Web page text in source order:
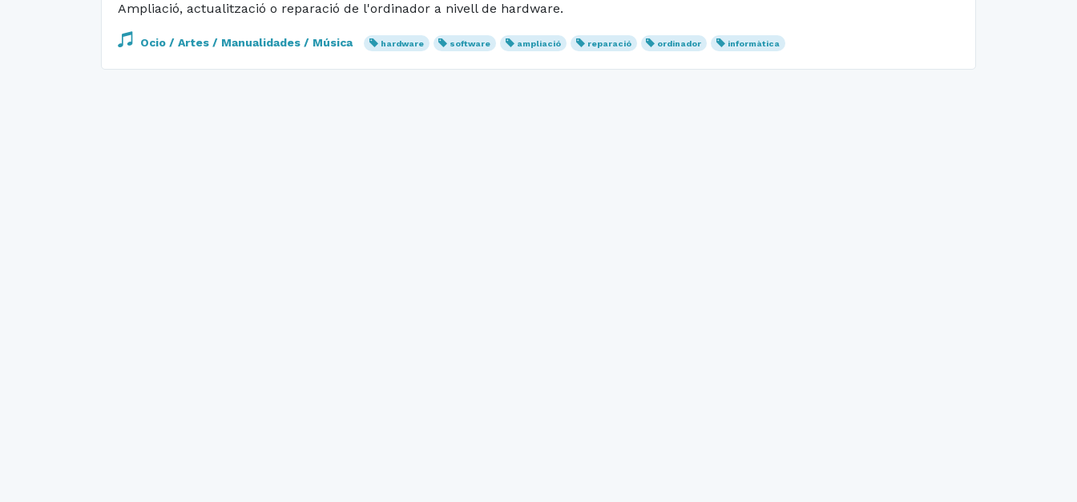
Ampliació, actualització o reparació de l'ordinador a nivell de hardware.
Ocio / Artes / Manualidades / Música hardware software ampliació reparació ordinador informàtica